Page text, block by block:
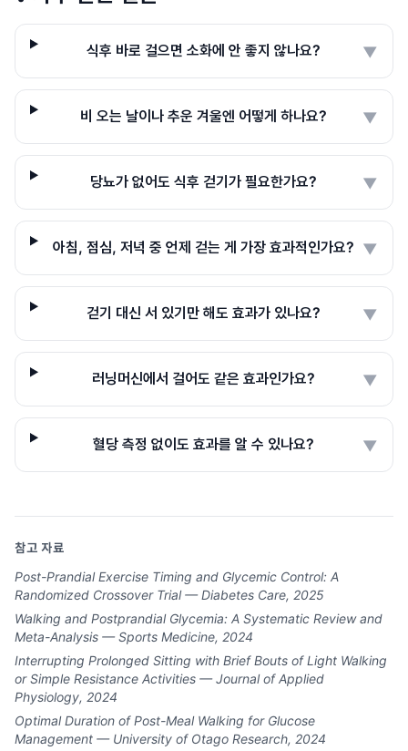
식후 바로 걸으면 소화에 안 좋지 않나요? ▼
비 오는 날이나 추운 겨울엔 어떻게 하나요? ▼
당뇨가 없어도 식후 걷기가 필요한가요? ▼
아침, 점심, 저녁 중 언제 걷는 게 가장 효과적인가요? ▼
걷기 대신 서 있기만 해도 효과가 있나요? ▼
러닝머신에서 걸어도 같은 효과인가요? ▼
혈당 측정 없이도 효과를 알 수 있나요? ▼
참고 자료
Post-Prandial Exercise Timing and Glycemic Control: A
Randomized Crossover Trial — Diabetes Care, 2025
Walking and Postprandial Glycemia: A Systematic Review and
Meta-Analysis — Sports Medicine, 2024
Interrupting Prolonged Sitting with Brief Bouts of Light Walking
or Simple Resistance Activities — Journal of Applied
Physiology, 2024
Optimal Duration of Post-Meal Walking for Glucose
Management — University of Otago Research, 2024